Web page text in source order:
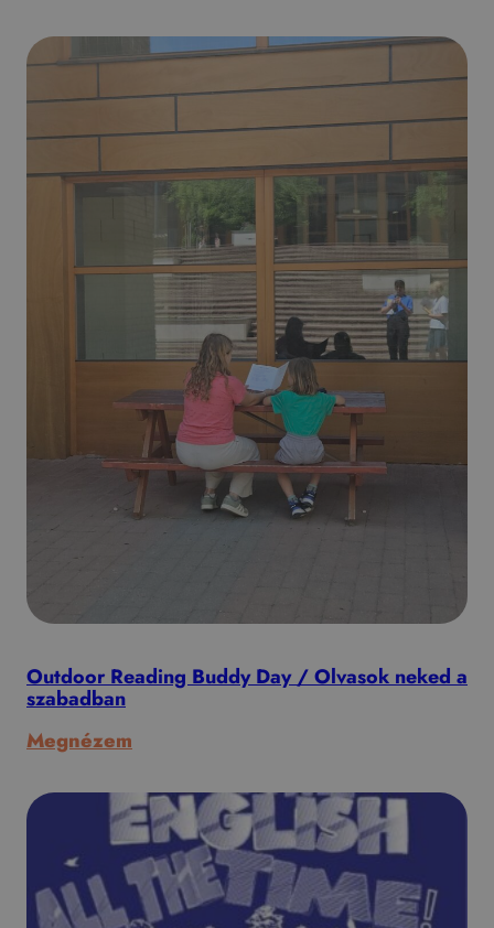
Holland–
Magyar
Csereprogram
2025
Outdoor Reading Buddy Day / Olvasok neked a
szabadban
Megnézem
Reading
Buddy
Day
/
Olvasok